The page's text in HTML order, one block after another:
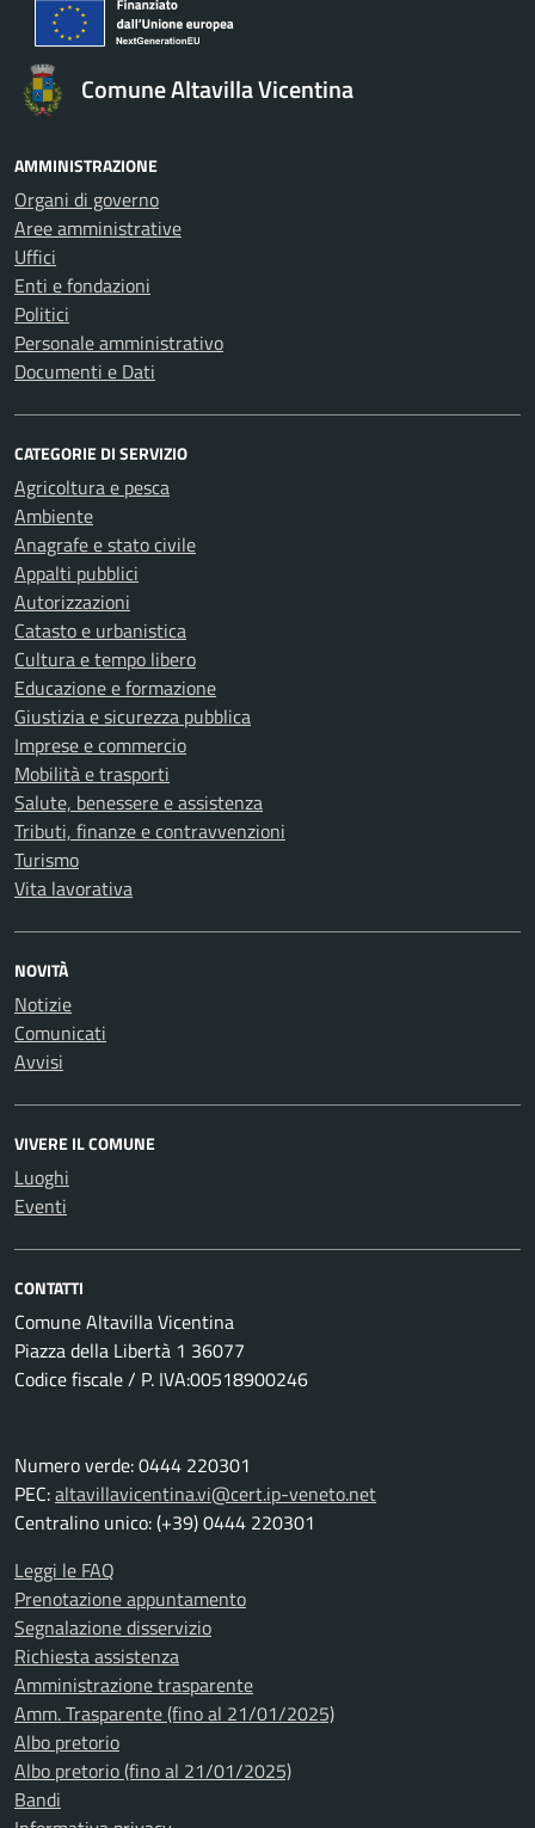
Comune Altavilla Vicentina
AMMINISTRAZIONE
Organi di governo
Aree amministrative
Uffici
Enti e fondazioni
Politici
Personale amministrativo
Documenti e Dati
CATEGORIE DI SERVIZIO
Agricoltura e pesca
Ambiente
Anagrafe e stato civile
Appalti pubblici
Autorizzazioni
Catasto e urbanistica
Cultura e tempo libero
Educazione e formazione
Giustizia e sicurezza pubblica
Imprese e commercio
Mobilità e trasporti
Salute, benessere e assistenza
Tributi, finanze e contravvenzioni
Turismo
Vita lavorativa
NOVITÀ
Notizie
Comunicati
Avvisi
VIVERE IL COMUNE
Luoghi
Eventi
CONTATTI
Comune Altavilla Vicentina
Piazza della Libertà 1 36077
Codice fiscale / P. IVA:00518900246
Numero verde: 0444 220301
PEC:altavillavicentina.vi@cert.ip-veneto.net
Centralino unico: (+39) 0444 220301
Leggi le FAQ
Prenotazione appuntamento
Segnalazione disservizio
Richiesta assistenza
Amministrazione trasparente
Amm. Trasparente (fino al 21/01/2025)
Albo pretorio
Albo pretorio (fino al 21/01/2025)
Bandi